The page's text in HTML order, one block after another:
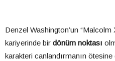
Denzel Washington’un
kariyerinde bir dönüm noktası
karakteri canlandırmanın